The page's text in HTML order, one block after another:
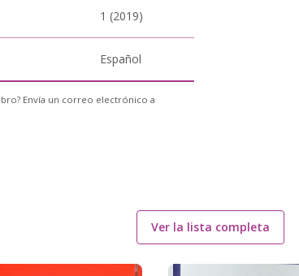
1 (2019)
Español
Envía un correo electrónico a
Ver la lista completa